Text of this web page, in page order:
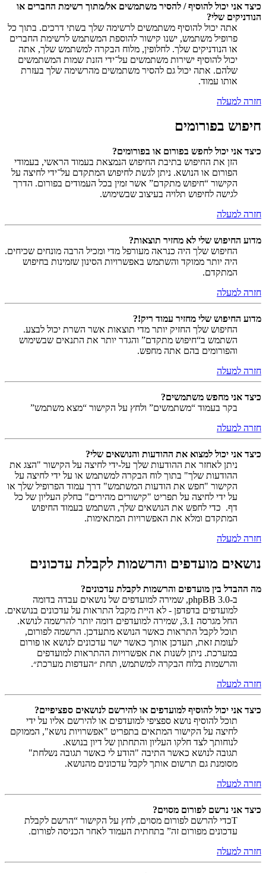
כיצד אני יכול להוסיף / להסיר משתמשים אל/מתוך רשימת החברים או
הנודניקים שלי?
אתה יכול להוסיף משתמשים לרשימה שלך בשתי דרכים. בתוך כל
פרופיל משתמש, ישנו קישור להוספת המשתמש לרשימת החברים
או הנודניקים שלך. לחלופין, מלוח הבקרה למשתמש שלך, אתה
יכול להוסיף ישירות משתמשים על־ידי הזנת שמות המשתמשים
שלהם. אתה יכול גם להסיר משתמשים מהרשימה שלך בעזרת
אותו עמוד.
חזרה למעלה
חיפוש בפורומים
כיצד אני יכול לחפש בפורום או בפורומים?
הזן את החיפוש בתיבת החיפוש הנמצאת בעמוד הראשי, בעמודי
הפורום או הנושא. ניתן לגשת לחיפוש המתקדם על־ידי לחיצה על
הקישור “חיפוש מתקדם” אשר זמין בכל העמודים בפורום. הדרך
לגישה לחיפוש תלויה בעיצוב שבשימוש.
חזרה למעלה
מדוע החיפוש שלי לא מחזיר תוצאות?
החיפוש שלך היה כנראה מעורפל מדי ומכיל הרבה מונחים שכיחים.
היה יותר ממוקד והשתמש באפשרויות הסינון שזמינות בחיפוש
המתקדם.
חזרה למעלה
מדוע החיפוש שלי מחזיר עמוד ריק!?
החיפוש שלך החזיק יותר מדי תוצאות אשר השרת יכול לבצע.
השתמש ב“חיפוש מתקדם” והגדר יותר את התנאים שבשימוש
והפורומים בהם אתה מחפש.
חזרה למעלה
כיצד אני מחפש משתמשים?
בקר בעמוד “משתמשים” ולחץ על הקישור “מצא משתמש”
חזרה למעלה
כיצד אני יכול למצוא את ההודעות והנושאים שלי?
ניתן לאחזר את ההודעות שלך על-ידי לחיצה על הקישור "הצג את
ההודעות שלך" בתוך לוח הבקרה למשתמש או על ידי לחיצה על
הקישור "חפש את הודעות המשתמש" דרך עמוד הפרופיל שלך או
על ידי לחיצה על תפריט "קישורים מהירים" בחלק העליון של כל
דף. כדי לחפש את הנושאים שלך, השתמש בעמוד החיפוש
המתקדם ומלא את האפשרויות המתאימות.
חזרה למעלה
נושאים מועדפים והרשמות לקבלת עדכונים
מה ההבדל בין מועדפים והרשמות לקבלת עדכונים?
ב-phpBB 3.0, שמירה למועדפים של נושאים עבדה בדומה
למועדפים בדפדפן - לא היית מקבל התראות על עדכונים בנושאים.
החל מגרסה 3.1, שמירה למועדפים דומה יותר להרשמה לנושא.
תוכל לקבל התראות כאשר הנושא מתעדכן. הרשמה לפורום,
לעומת זאת, תעדכן אותך כאשר ישר עדכונים לנושא או פורום
במערכת. ניתן לשנות את אפשרויות ההתראות למועדפים
והרשמות בלוח הבקרה למשתמש, תחת ״העדפות מערכת״.
חזרה למעלה
כיצד אני יכול להוסיף למועדפים או להירשם לנושאים ספציפיים?
תוכל להוסיף נושא ספציפי למועדפים או להירשם אליו על ידי
לחיצה על הקישור המתאים בתפריט "אפשרויות נושא", הממוקם
לנוחותך לצד חלקו העליון והתחתון של דיון בנושא.
תגובה לנושא כאשר התיבה "הודע לי כאשר תגובה נשלחת"
מסומנת גם תרשום אותך לקבל עדכונים מהנושא.
חזרה למעלה
כיצד אני נרשם לפורום מסוים?
Tכדי להרשם לפורום מסוים, לחץ על הקישור “הרשם לקבלת
עדכונים מפורום זה” בתחתית העמוד לאחר הכניסה לפורום.
חזרה למעלה